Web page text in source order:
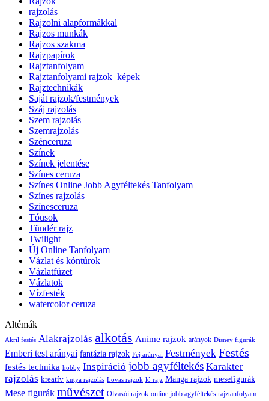
rajzolás
Rajzolni alapformákkal
Rajzos munkák
Rajzos szakma
Rajzpapírok
Rajztanfolyam
Rajztanfolyami rajzok_képek
Rajztechnikák
Saját rajzok/festmények
Száj rajzolás
Szem rajzolás
Szemrajzolás
Szénceruza
Színek
Színek jelentése
Színes ceruza
Színes Online Jobb Agyféltekés Tanfolyam
Színes rajzolás
Színesceruza
Tóusok
Tündér rajz
Twilight
Új Online Tanfolyam
Vázlat és kóntúrok
Vázlatfüzet
Vázlatok
Vízfesték
watercolor ceruza
Altémák
Akril festés Alakrajzolás alkotás Anime rajzok arányok Disney figurák
Emberi test arányai fantázia rajzok Fej arányai Festmények Festés
festés technika hobby Inspiráció jobb agyféltekés Karakter
rajzolás kreatív kutya rajzolás Lovas rajzok ló rajz Manga rajzok mesefigurák
Mese figurák művészet Olvasói rajzok online jobb agyféltekés rajztanfolyam